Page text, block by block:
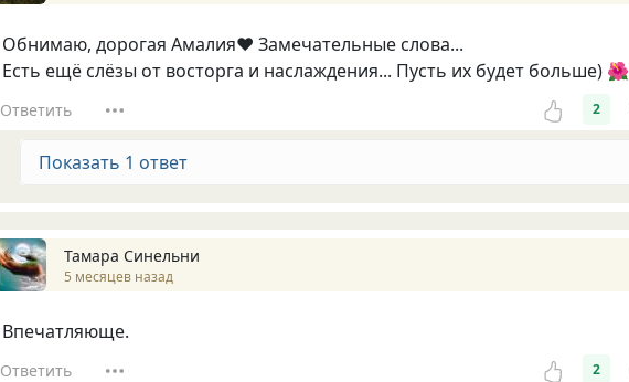
Обнимаю, дорогая Амалия♥️ Замечательные слова...
Есть ещё слёзы от восторга и наслаждения... Пусть их будет больше) 🌺
Ответить 2
Показать 1 ответ
Тамара Синельни
5 месяцев назад
Впечатляюще.
Ответить 2